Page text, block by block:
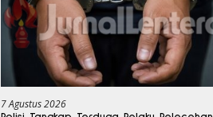
7 Agustus 2026